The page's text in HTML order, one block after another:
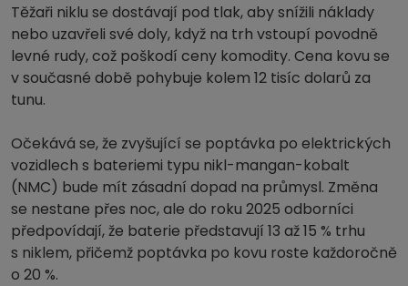
Těžaři niklu se dostávají pod tlak, aby snížili náklady
nebo uzavřeli své doly, když na trh vstoupí povodně
levné rudy, což poškodí ceny komodity. Cena kovu se
v současné době pohybuje kolem 12 tisíc dolarů za
tunu.
Očekává se, že zvyšující se poptávka po elektrických
vozidlech s bateriemi typu nikl-mangan-kobalt
(NMC) bude mít zásadní dopad na průmysl. Změna
se nestane přes noc, ale do roku 2025 odborníci
předpovídají, že baterie představují 13 až 15 % trhu
s niklem, přičemž poptávka po kovu roste každoročně
o 20 %.